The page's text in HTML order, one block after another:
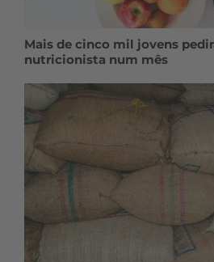
Mais de cinco mil jovens
nutricionista num mês